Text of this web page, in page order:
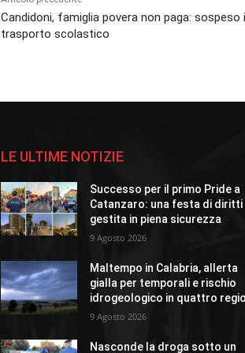
Candidoni, famiglia povera non paga: sospeso
trasporto scolastico
LE ULTIME NOTIZIE
Successo per il primo Pride a
Catanzaro: una festa di diritti
gestita in piena sicurezza
9 Agosto 2026
Maltempo in Calabria, allerta
gialla per temporali e rischio
idrogeologico in quattro
9 Agosto 2026
Nasconde la droga sotto un